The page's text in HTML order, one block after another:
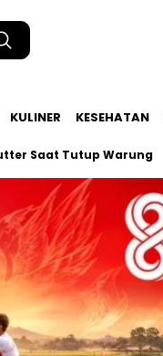
KULINER KESEHATAN
Tutup Warung